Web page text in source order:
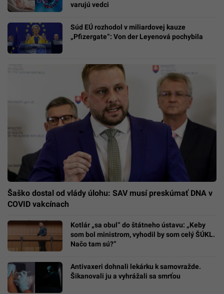
varujú vedci
Súd EÚ rozhodol v miliardovej kauze
„Pfizergate“: Von der Leyenová pochybila
Šaško dostal od vlády úlohu: SAV musí preskúmať DNA v
COVID vakcínach
Kotlár „sa obul“ do štátneho ústavu: „Keby
som bol ministrom, vyhodil by som celý ŠÚKL.
Načo tam sú?“
Antivaxeri dohnali lekárku k samovražde.
Šikanovali ju a vyhrážali sa smrťou